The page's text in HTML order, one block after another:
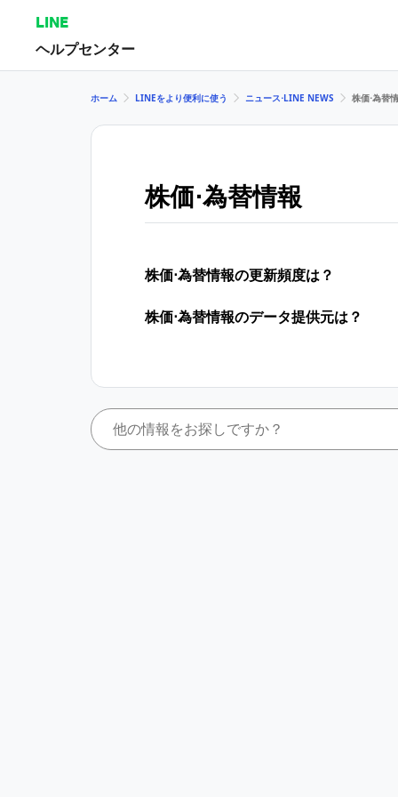
LINE
ヘルプセンター
ホーム LINEをより便利に使う ニュース⋅LINE NEWS 株価⋅為替
株価⋅為替情報
株価⋅為替情報の更新頻度は？
株価⋅為替情報のデータ提供元は？